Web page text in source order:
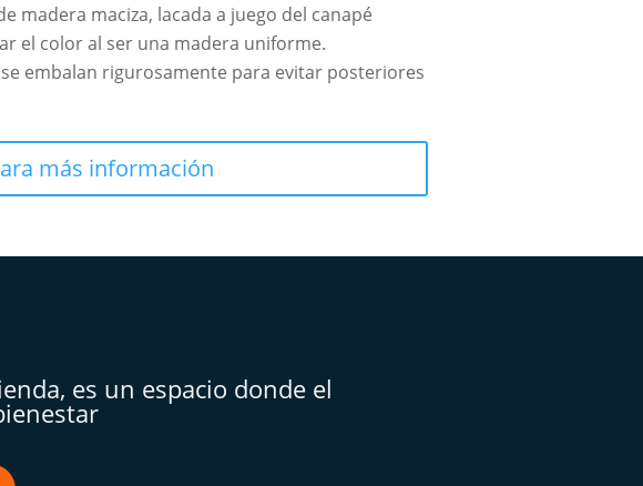
madera maciza, lacada a juego del canapé
el color al ser una madera uniforme.
se embalan rigurosamente para evitar posteriores
más información
es un espacio donde el